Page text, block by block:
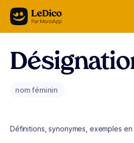
Aller au contenu
nom féminin
Définitions, synonymes, exemples en